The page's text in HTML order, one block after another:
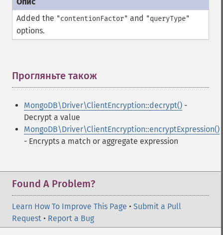
Added the "contentionFactor" and "queryType"
options.
Прогляньте також
MongoDB\Driver\ClientEncryption::decrypt() -
Decrypt a value
MongoDB\Driver\ClientEncryption::encryptExpression()
- Encrypts a match or aggregate expression
Found A Problem?
Learn How To Improve This Page • Submit a Pull
Request • Report a Bug